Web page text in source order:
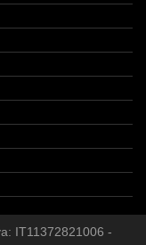
IT11372821006 -